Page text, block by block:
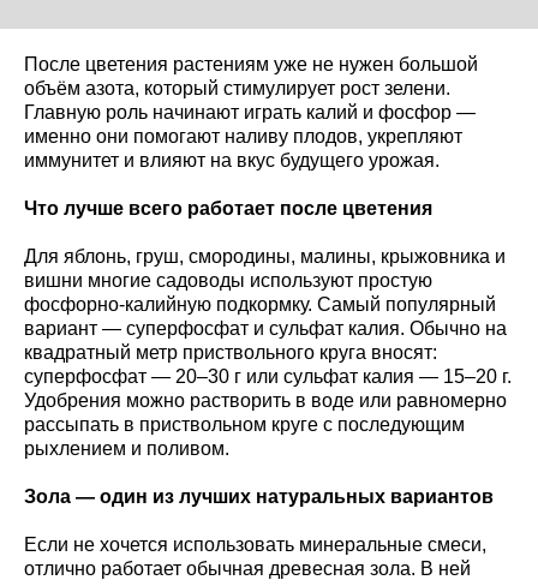
После цветения растениям уже не нужен большой
объём азота, который стимулирует рост зелени.
Главную роль начинают играть калий и фосфор —
именно они помогают наливу плодов, укрепляют
иммунитет и влияют на вкус будущего урожая.
Что лучше всего работает после цветения
Для яблонь, груш, смородины, малины, крыжовника и
вишни многие садоводы используют простую
фосфорно-калийную подкормку. Самый популярный
вариант — суперфосфат и сульфат калия. Обычно на
квадратный метр приствольного круга вносят:
суперфосфат — 20–30 г или сульфат калия — 15–20 г.
Удобрения можно растворить в воде или равномерно
рассыпать в приствольном круге с последующим
рыхлением и поливом.
Зола — один из лучших натуральных вариантов
Если не хочется использовать минеральные смеси,
отлично работает обычная древесная зола. В ней